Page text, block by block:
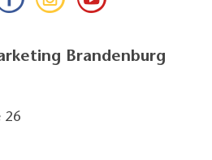
Brandenburg
26